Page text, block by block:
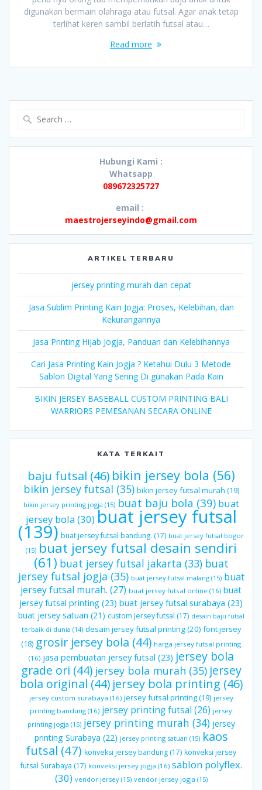
digunakan bermain olahraga atau futsal. Agar anak tetap
terlihat keren sambil berlatih futsal atau…
Read more
Hubungi Kami :
Whatsapp
089672325727
email :
maestrojerseyindo@gmail.com
ARTIKEL TERBARU
jersey printing murah dan cepat
Jasa Sublim Printing Kain Jogja: Proses, Kelebihan, dan
Kekurangannya
Jasa Printing Hijab Jogja, Panduan dan Kelebihannya
Cari Jasa Printing Kain Jogja ? Ketahui Dulu 3 Metode
Sablon Digital Yang Sering Di gunakan Pada Kain
BIKIN JERSEY BASEBALL CUSTOM PRINTING BALI
WARRIORS PEMESANAN SECARA ONLINE
KATA TERKAIT
baju futsal (46) bikin jersey bola (56)
bikin jersey futsal (35) bikin jersey futsal murah (19)
bikin jersey printing jogja (15) buat baju bola (39) buat
jersey bola(30)buat jersey futsal
(139) buat jersey futsal bandung. (17) buat jersey futsal bogor
(15) buat jersey futsal desain sendiri
(61) buat jersey futsal jakarta (33) buat
jersey futsal jogja (35) buat jersey futsal malang(15) buat
jersey futsal murah. (27) buat jersey futsal online(16) buat
jersey futsal printing (23) buat jersey futsal surabaya (23)
buat jersey satuan (21) custom jersey futsal (17) desain baju futsal
terbaik di dunia (14) desain jersey futsal printing(20) font jersey
(18) grosir jersey bola (44) harga jersey futsal printing
(16) jasa pembuatan jersey futsal (23) jersey bola
grade ori (44) jersey bola murah (35) jersey
bola original (44) jersey bola printing (46)
jersey custom surabaya (16) jersey futsal printing(19) jersey
printing bandung (16) jersey printing futsal (26) jersey
printing jogja (15) jersey printing murah (34) jersey
printing Surabaya (22) jersey printing satuan (15) kaos
futsal (47) konveksi jersey bandung (17) konveksi jersey
futsal Surabaya (17) konveksi jersey jogja (16) sablon polyflex.
(30) vendor jersey(15) vendor jersey jogja (15)